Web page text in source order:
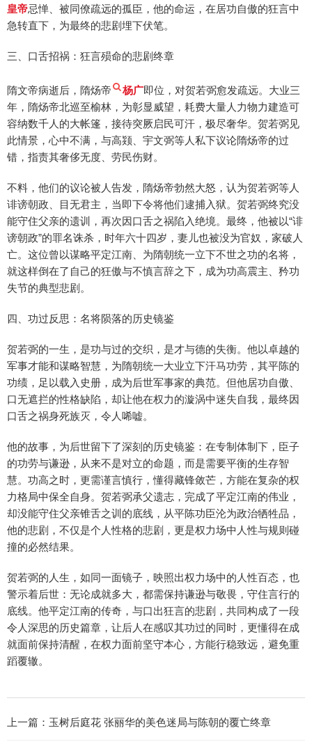
皇帝忌惮、被同僚疏远的孤臣，他的命运，在居功自傲的狂言中
急转直下，为最终的悲剧埋下伏笔。
三、口舌招祸：狂言殒命的悲剧终章
隋文帝病逝后，隋炀帝 杨广即位，对贺若弼愈发疏远。大业三
年，隋炀帝北巡至榆林，为彰显威望，耗费大量人力物力建造可
容纳数千人的大帐篷，接待突厥启民可汗，极尽奢华。贺若弼见
此情景，心中不满，与高颎、宇文弼等人私下议论隋炀帝的过
错，指责其奢侈无度、劳民伤财。
不料，他们的议论被人告发，隋炀帝勃然大怒，认为贺若弼等人
诽谤朝政、目无君主，当即下令将他们逮捕入狱。贺若弼终究没
能守住父亲的遗训，再次因口舌之祸陷入绝境。最终，他被以“诽
谤朝政”的罪名诛杀，时年六十四岁，妻儿也被没为官奴，家破人
亡。这位曾以谋略平定江南、为隋朝统一立下不世之功的名将，
就这样倒在了自己的狂傲与不慎言辞之下，成为功高震主、矜功
失节的典型悲剧。
四、功过反思：名将陨落的历史镜鉴
贺若弼的一生，是功与过的交织，是才与德的失衡。他以卓越的
军事才能和谋略智慧，为隋朝统一大业立下汗马功劳，其平陈的
功绩，足以载入史册，成为后世军事家的典范。但他居功自傲、
口无遮拦的性格缺陷，却让他在权力的漩涡中迷失自我，最终因
口舌之祸身死族灭，令人唏嘘。
他的故事，为后世留下了深刻的历史镜鉴：在专制体制下，臣子
的功劳与谦逊，从来不是对立的命题，而是需要平衡的生存智
慧。功高之时，更需谨言慎行，懂得藏锋敛芒，方能在复杂的权
力格局中保全自身。贺若弼承父遗志，完成了平定江南的伟业，
却没能守住父亲锥舌之训的底线，从平陈功臣沦为政治牺牲品，
他的悲剧，不仅是个人性格的悲剧，更是权力场中人性与规则碰
撞的必然结果。
贺若弼的人生，如同一面镜子，映照出权力场中的人性百态，也
警示着后世：无论成就多大，都需保持谦逊与敬畏，守住言行的
底线。他平定江南的传奇，与口出狂言的悲剧，共同构成了一段
令人深思的历史篇章，让后人在感叹其功过的同时，更懂得在成
就面前保持清醒，在权力面前坚守本心，方能行稳致远，避免重
蹈覆辙。
上一篇： 玉树后庭花 张丽华的美色迷局与陈朝的覆亡终章